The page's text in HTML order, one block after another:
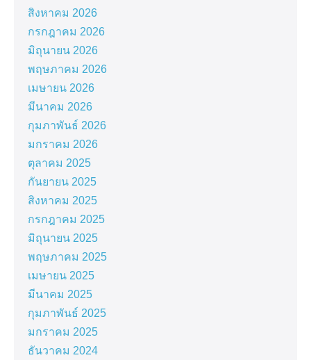
สิงหาคม 2026
กรกฎาคม 2026
มิถุนายน 2026
พฤษภาคม 2026
เมษายน 2026
มีนาคม 2026
กุมภาพันธ์ 2026
มกราคม 2026
ตุลาคม 2025
กันยายน 2025
สิงหาคม 2025
กรกฎาคม 2025
มิถุนายน 2025
พฤษภาคม 2025
เมษายน 2025
มีนาคม 2025
กุมภาพันธ์ 2025
มกราคม 2025
ธันวาคม 2024